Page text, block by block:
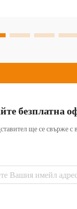
безплатна
ще се свърже с